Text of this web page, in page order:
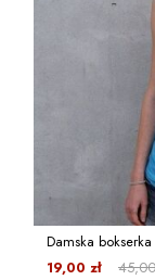
Damska
19,00 zł